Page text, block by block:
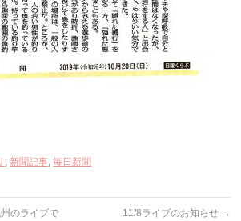
, 新聞記事,毎日新聞
のライブで
11/8ライブのお知らせ →